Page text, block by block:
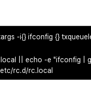
-i{} ifconfig {}
|| echo -e "ifconfig |
rc.d/rc.local